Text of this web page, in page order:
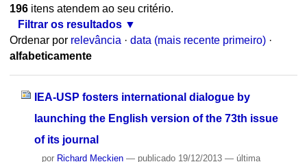
196itens atendem ao seu critério.
Filtrar os resultados
Ordenar por relevância · data (mais recente primeiro) ·
alfabeticamente
IEA-USP fosters international dialogue by
launching the English version of the 73th issue
of its journal
por Richard Meckien — publicado19/12/2013 — última